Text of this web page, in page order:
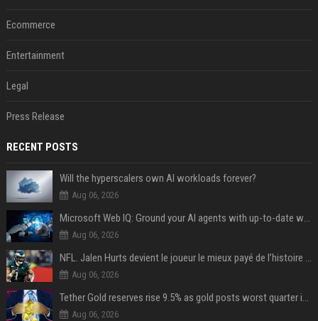
Ecommerce
Entertainment
Legal
Press Release
RECENT POSTS
Will the hyperscalers own AI workloads forever?
Aug 06, 2026
Microsoft Web IQ: Ground your AI agents with up-to-date web data
Aug 06, 2026
NFL. Jalen Hurts devient le joueur le mieux payé de l’histoire du championnat de football américain
Aug 06, 2026
Tether Gold reserves rise 9.5% as gold posts worst quarter in 13 years
Aug 06, 2026